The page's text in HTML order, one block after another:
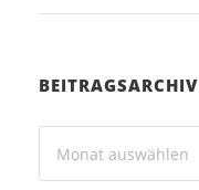
BEITRAGSARCHIV